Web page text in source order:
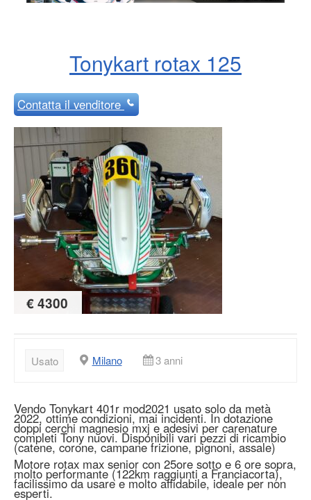
Tonykart rotax 125
Contattail venditore
€ 4300
Usato Milano 3 anni
Vendo Tonykart 401r mod2021 usato solo da metà
2022, ottime condizioni, mai incidenti. In dotazione
doppi cerchi magnesio mxj e adesivi per carenature
completi Tony nuovi. Disponibili vari pezzi di ricambio
(catene, corone, campane frizione, pignoni, assale)
Motore rotax max senior con 25ore sotto e 6 ore sopra,
molto performante (122km raggiunti a Franciacorta),
facilissimo da usare e molto affidabile, ideale per non
esperti.